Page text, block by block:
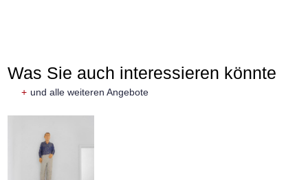
Was Sie auch interessieren könnte
+ und alle weiteren Angebote